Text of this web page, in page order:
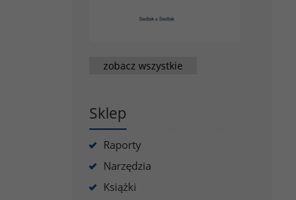
zobacz wszystkie
Sklep
Raporty
Narzędzia
Książki